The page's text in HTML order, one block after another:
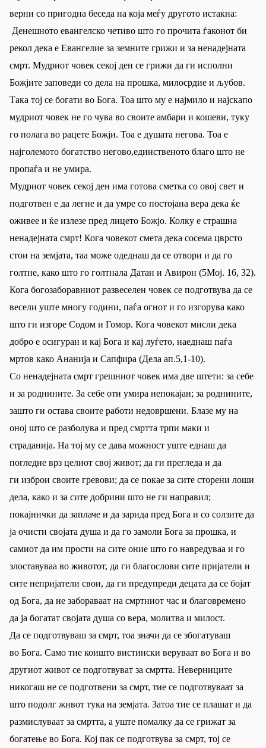
верни со пригодна беседа на која меѓу другото истакна:
Денешното евангелско четиво што го прочита ѓаконот би
рекол дека е Евангелие за земните грижи и за ненадејната
смрт. Мудриот човек секој ден се грижи да ги исполни
Божјите заповеди со дела на прошка, милосрдие и љубов.
Така тој се богати во Бога. Тоа што му е најмило и најскапо
мудриот човек не го чува во своите амбари и кошеви, туку
го полага во рацете Божји. Тоа е душата негова. Тоа е
најголемото богатство негово,единственото благо што не
пропаѓа и не умира.
Мудриот човек секој ден има готова сметка со овој свет и
подготвен е да легне и да умре со постојана вера дека ќе
оживее и ќе излезе пред лицето Божјо. Колку е страшна
ненадејната смрт! Кога човекот смета дека сосема цврсто
стои на земјата, таа може одеднаш да се отвори и да го
голтне, како што го голтнала Датан и Авирон (5Мој. 16, 32).
Кога богозаборавниот развеселен човек се подготвува да се
весели уште многу години, паѓа огнот и го изгорува како
што ги изгоре Содом и Гомор. Кога човекот мисли дека
добро е осигуран и кај Бога и кај луѓето, наеднаш паѓа
мртов како Ананија и Сапфира (Дела ап.5,1-10).
Со ненадејната смрт грешниот човек има две штети: за себе
и за роднините. За себе оти умира непокајан; за роднините,
зашто ги остава своите работи недовршени. Блазе му на
оној што се разболува и пред смртта трпи маки и
страданија. На тој му се дава можност уште еднаш да
погледне врз целиот свој живот; да ги прегледа и да
ги изброи своите гревови; да се покае за сите сторени лоши
дела, како и за сите добрини што не ги направил;
покајнички да заплаче и да зарида пред Бога и со солзите да
ја очисти својата душа и да го замоли Бога за прошка, и
самиот да им прости на сите оние што го навредуваа и го
злоставуваа во животот, да ги благослови сите пријатели и
сите непријатели свои, да ги предупреди децата да се бојат
од Бога, да не забораваат на смртниот час и благовремено
да ја богатат својата душа со вера, молитва и милост.
Да се подготвуваш за смрт, тоа значи да се збогатуваш
во Бога. Само тие коишто вистински веруваат во Бога и во
другиот живот се подготвуват за смртта. Неверниците
никогаш не се подготвени за смрт, тие се подготвуваат за
што подолг живот тука на земјата. Затоа тие се плашат и да
размислуваат за смртта, а уште помалку да се грижат за
богатење во Бога. Кој пак се подготвува за смрт, тој се